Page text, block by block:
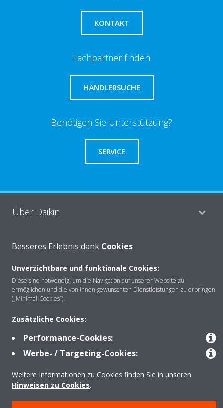
KONTAKT
Fachpartner finden
HÄNDLERSUCHE
Benötigen Sie Unterstützung?
SERVICE
Über Daikin
Lösungen
Kontakt
Produkte
Impressum
Hinweis zu Cookies
Datenschutzerklärung
Besseres Erlebnis dank Cookies
Unverzichtbare und funktionale Cookies:
Diese sind notwendig, um die Navigation auf unserer Website zu
ermöglichen und die von Ihnen gewünschten Dienstleistungen zu erbringen
(„Minimal-Cookies“).
Zusätzliche Cookies:
Performance-Cookies:
Werbe- / Targeting-Cookies:
Weitere Informationen zu Cookies finden Sie in unseren
Hinweisen zu Cookies.